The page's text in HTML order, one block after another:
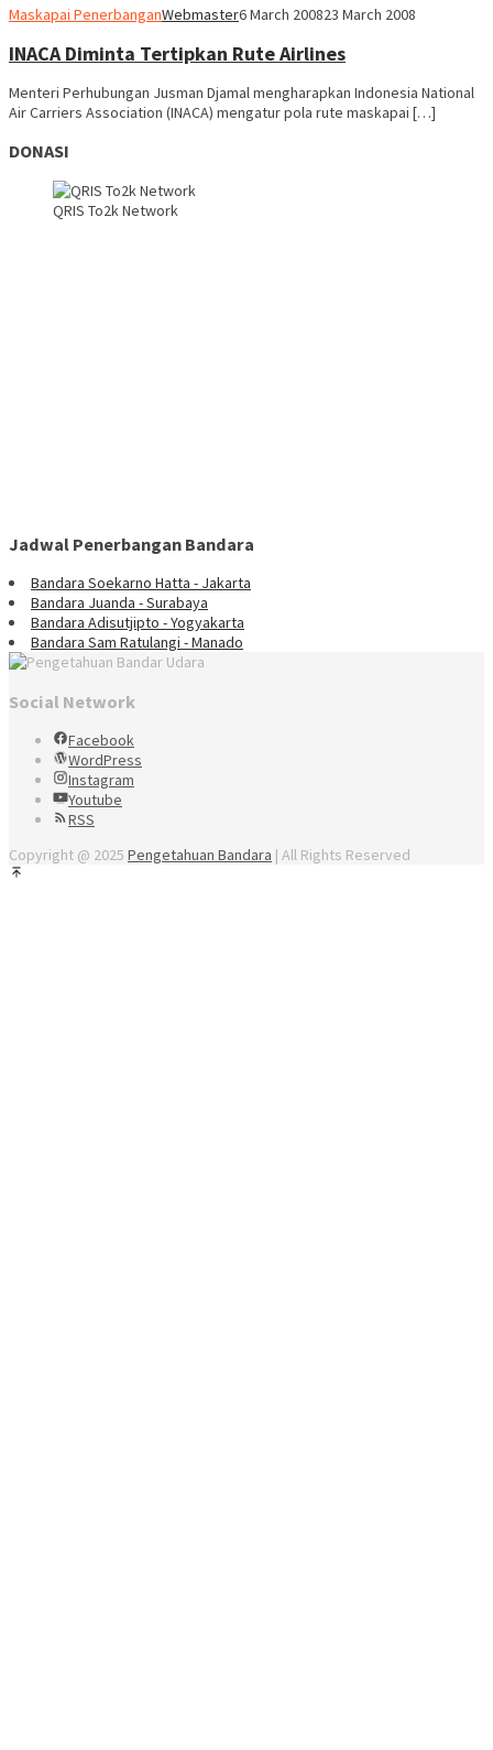
Maskapai PenerbanganWebmaster6 March 200823 March 2008
INACA Diminta Tertipkan Rute Airlines
Menteri Perhubungan Jusman Djamal mengharapkan Indonesia National
Air Carriers Association (INACA) mengatur pola rute maskapai […]
DONASI
QRIS To2k Network
Jadwal Penerbangan Bandara
Bandara Soekarno Hatta - Jakarta
Bandara Juanda - Surabaya
Bandara Adisutjipto - Yogyakarta
Bandara Sam Ratulangi - Manado
Social Network
Facebook
WordPress
Instagram
Youtube
RSS
Copyright @ 2025 Pengetahuan Bandara | All Rights Reserved